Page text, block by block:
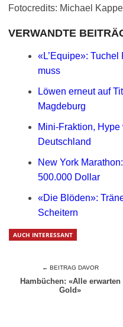
Fotocredits: Michael
VERWANDTE
«L’Equipe»:
muss
Löwen erneut auf
Magdeburg
Mini-Fraktion,
Deutschland
New York
500.000 Dollar
«Die Blöden»:
Scheitern
AUCH INTERESSANT
← BEITRAG DAVOR
Hambüchen: «Alle erwarten
Gold»